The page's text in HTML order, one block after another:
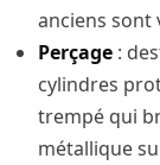
anciens sont
Perçage :
cylindres
trempé qui
métallique